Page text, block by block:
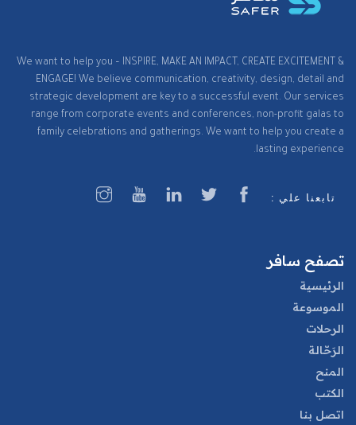
We want to help you – INSPIRE, MAKE AN IMPACT, CREATE EXCITEMENT &
ENGAGE! We believe communication, creativity, design, detail and
strategic development are key to a successful event. Our services
range from corporate events and conferences, non-profit galas to
family celebrations and gatherings. We want to help you create a
lasting experience.
تابعنا علي :
تصفح سافر
الرئيسية
الموسوعة
الرحلات
الرَحّالة
المنح
الكتب
اتصل بنا